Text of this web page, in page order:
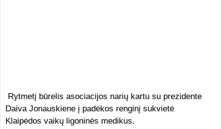
Rytmetį būrelis asociacijos narių kartu su prezidente
Daiva Jonauskiene į padėkos renginį sukvietė
Klaipėdos vaikų ligoninės medikus.